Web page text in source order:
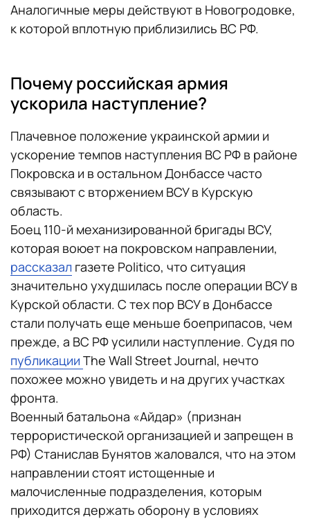
Аналогичные меры действуют в Новогродовке,
к которой вплотную приблизились ВС РФ.
Почему российская армия
ускорила наступление?
Плачевное положение украинской армии и
ускорение темпов наступления ВС РФ в районе
Покровска и в остальном Донбассе часто
связывают с вторжением ВСУ в Курскую
область.
Боец 110-й механизированной бригады ВСУ,
которая воюет на покровском направлении,
рассказал газете Politico, что ситуация
значительно ухудшилась после операции ВСУ в
Курской области. С тех пор ВСУ в Донбассе
стали получать еще меньше боеприпасов, чем
прежде, а ВС РФ усилили наступление. Судя по
публикации The Wall Street Journal, нечто
похожее можно увидеть и на других участках
фронта.
Военный батальона «Айдар» (признан
террористической организацией и запрещен в
РФ) Станислав Бунятов жаловался, что на этом
направлении стоят истощенные и
малочисленные подразделения, которым
приходится держать оборону в условиях